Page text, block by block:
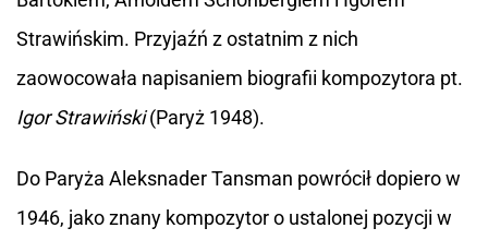
Strawińskim. Przyjaźń z ostatnim z nich
zaowocowała napisaniem biografii kompozytora pt.
Igor Strawiński(Paryż 1948).
Do Paryża Aleksnader Tansman powrócił dopiero w
1946, jako znany kompozytor o ustalonej pozycji w